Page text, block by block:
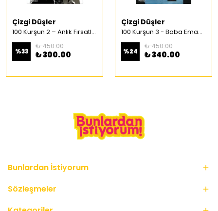
Çizgi Düşler
100 Kurşun 2 – Anlık Fırsatlar Türkçe Çizgi Roman
%33
₺ 450.00
₺ 300.00
Çizgi Düşler
100 Kurşun 3 - Baba Emaneti Türkçe Çizgi Roman
%24
₺ 450.00
₺ 340.00
Bunlardan İstiyorum
Sözleşmeler